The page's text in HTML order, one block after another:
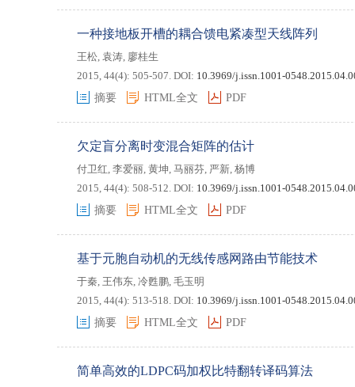
一种接地板开槽的耦合馈电紧凑型天线阵列
王松, 袁涛, 廖桂生
2015, 44(4): 505-507. DOI: 10.3969/j.issn.1001-
摘要
HTML全文 PDF
欠定盲分离时变混合矩阵的估计
付卫红, 李爱丽, 黄坤, 马丽芬, 严新, 杨博
2015, 44(4): 508-512. DOI: 10.3969/j.issn.1001-
摘要
HTML全文 PDF
基于元胞自动机的无线传感网路由节能技术
于秦, 王伟东, 冷甦鹏, 毛玉明
2015, 44(4): 513-518. DOI: 10.3969/j.issn.1001-
摘要
HTML全文 PDF
简单高效的LDPC码加权比特翻转译码算法